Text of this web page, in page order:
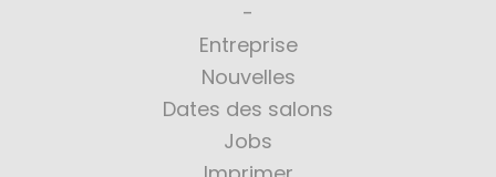
Entreprise
Nouvelles
Dates des salons
Jobs